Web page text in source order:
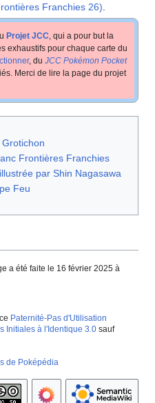
Franchies 26)
Projet JCC , qui a pour but la
exhaustifs pour chaque carte du
, du JCC Pokémon Pocket
Merci de lire la page du projet
Frontières Franchies
par Shin Nagasawa
Feu
a été faite le 16 février 2025 à
Paternité-Pas d'Utilisation
Initiales à l'Identique 3.0 sauf
de Poképédia